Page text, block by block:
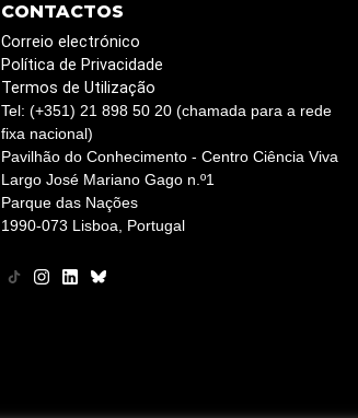
CONTACTOS
Correio electrónico
Política de Privacidade
Termos de Utilização
Tel: (+351) 21 898 50 20 (chamada para a rede
fixa nacional)
Pavilhão do Conhecimento - Centro Ciência Viva
Largo José Mariano Gago n.º1
Parque das Nações
1990-073 Lisboa, Portugal